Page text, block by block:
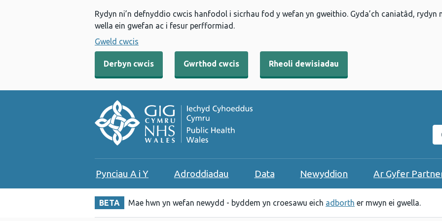
Rydyn ni’n defnyddio cwcis hanfodol i sicrhau fod y wefan yn gweithio. Gyda’ch caniatâd,
wella ein gwefan ac i fesur perfformiad.
Gweld cwcis
Derbyn cwcis Gwrthod cwcis Rheoli dewisiadau
Pynciau A i Y Adroddiadau Data Newyddion Ar Gyfer
BETA Mae hwn yn wefan newydd - byddem yn croesawu eich adborth er mwyn ei gwella.